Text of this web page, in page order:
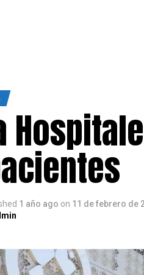
1 año ago on 11 de febrero de